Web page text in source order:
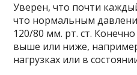
Уверен, что почти
что нормальным
120/80 мм. рт. ст.
выше или ниже,
нагрузках или в